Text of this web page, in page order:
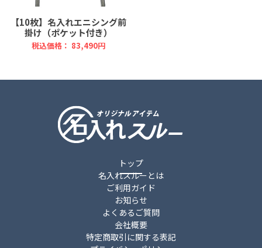
【10枚】名入れエニシング前
掛け（ポケット付き）
税込価格： 83,490円
トップ
名入れスルーとは
ご利用ガイド
お知らせ
よくあるご質問
会社概要
特定商取引に関する表記